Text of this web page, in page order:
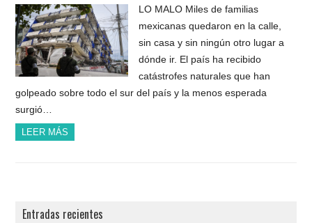
LO MALO Miles de familias
mexicanas quedaron en la calle,
sin casa y sin ningún otro lugar a
dónde ir. El país ha recibido
catástrofes naturales que han
golpeado sobre todo el sur del país y la menos esperada
surgió…
LEER MÁS
Entradas recientes